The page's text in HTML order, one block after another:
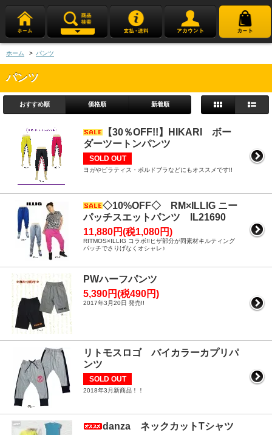
ホーム > パンツ
パンツ
おすすめ順 価格順 新着順
【30％OFF!!】HIKARI ボー
ダーツートンパンツ
SOLD OUT
ヨガやピラティス・ポルドブラなどにもオススメです!!
◇10%OFF◇ RM×ILLIG ニー
パッチスエットパンツ IL21690
11,880円(税1,080円)
RITMOS×ILLIG コラボ!!ヒザ部分が同素材キルティング
パッチでさりげなくオシャレ♪
PWハーフパンツ
5,390円(税490円)
2017年3月20日 発売!!
リトモスロゴ バイカラーカプリパ
ンツ
SOLD OUT
2018年3月新商品！！
danza ネックカットTシャツ